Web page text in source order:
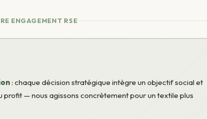
ENGAGEMENT RSE
: chaque décision stratégique intègre un objectif social et
— nous agissons concrètement pour un textile plus